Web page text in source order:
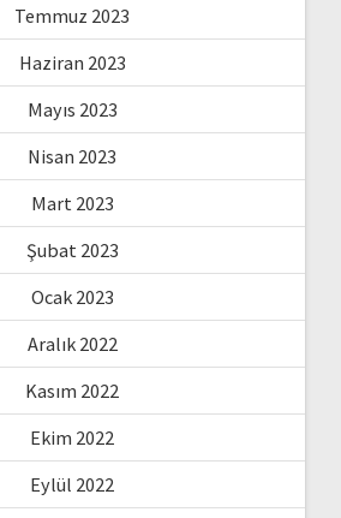
Temmuz 2023
Haziran 2023
Mayıs 2023
Nisan 2023
Mart 2023
Şubat 2023
Ocak 2023
Aralık 2022
Kasım 2022
Ekim 2022
Eylül 2022